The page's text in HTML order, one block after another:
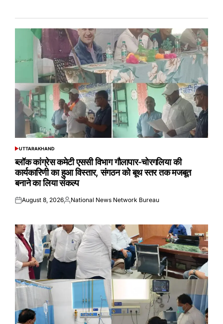
POSTED
UTTARAKHAND
ब्लॉक कांग्रेस कमेटी एससी विभाग गौलापार-चोरगलिया की
कार्यकारिणी का हुआ विस्तार, संगठन को बूथ स्तर तक मजबूत
बनाने का लिया संकल्प
Posted
August 8, 2026Posted
National News Network Bureau